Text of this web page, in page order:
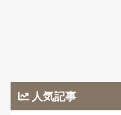
人気記事